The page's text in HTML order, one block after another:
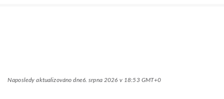
Naposledy aktualizováno dne6. srpna 2026 v 18:53 GMT+0